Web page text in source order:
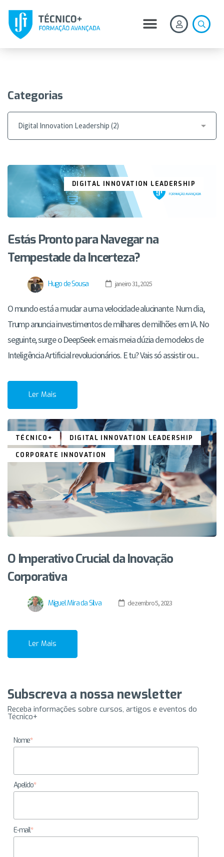
Categorias
DIGITAL INNOVATION LEADERSHIP
Estás Pronto para Navegar na
Tempestade da Incerteza?
Hugo de Sousa janeiro 31, 2025
O mundo está a mudar a uma velocidade alucinante. Num dia,
Trump anuncia investimentos de milhares de milhões em IA. No
seguinte, surge o DeepSeek e mais meia dúzia de modelos de
Inteligência Artificial revolucionários. E tu? Vais só assistir ou...
Ler Mais
TÉCNICO+ DIGITAL INNOVATION LEADERSHIP
CORPORATE INNOVATION
O Imperativo Crucial da Inovação
Corporativa
Miguel Mira da Silva dezembro 5, 2023
Ler Mais
Subscreva a nossa newsletter
Receba informações sobre cursos, artigos e eventos do
Técnico+
Nome*
Apelido*
E-mail*